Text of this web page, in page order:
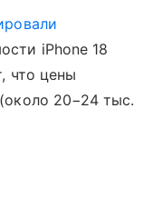
iPhone 18
что цены
20−24 тыс.